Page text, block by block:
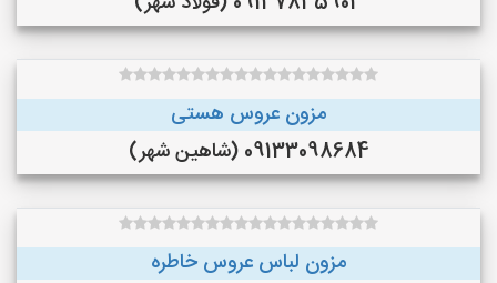
مزون عروس هستی
09133098684 (شاهین شهر)
مزون لباس عروس خاطره